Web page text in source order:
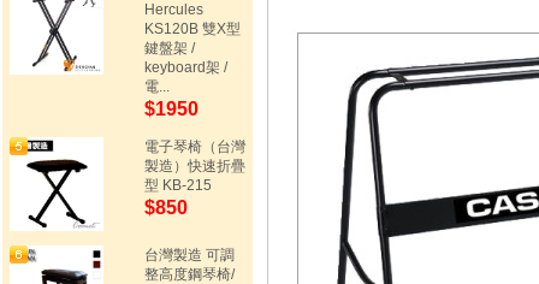
Hercules
KS120B 雙X型
鍵盤架 /
keyboard架 /
電...
$1950
電子琴椅（台灣
製造）快速折疊
型 KB-215
$850
台灣製造 可調
整高度鋼琴椅/